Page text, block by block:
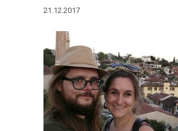
21.12.2017